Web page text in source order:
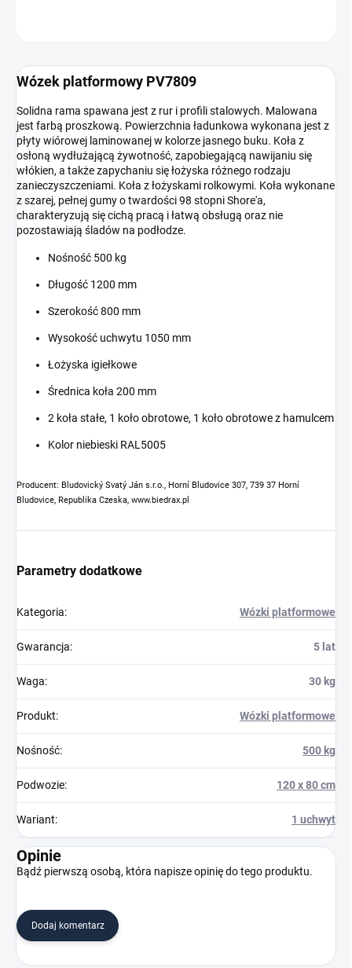
Wózek platformowy PV7809
Solidna rama spawana jest z rur i profili stalowych. Malowana
jest farbą proszkową. Powierzchnia ładunkowa wykonana jest z
płyty wiórowej laminowanej w kolorze jasnego buku. Koła z
osłoną wydłużającą żywotność, zapobiegającą nawijaniu się
włókien, a także zapychaniu się łożyska różnego rodzaju
zanieczyszczeniami. Koła z łożyskami rolkowymi. Koła wykonane
z szarej, pełnej gumy o twardości 98 stopni Shore'a,
charakteryzują się cichą pracą i łatwą obsługą oraz nie
pozostawiają śladów na podłodze.
Nośność 500 kg
Długość 1200 mm
Szerokość 800 mm
Wysokość uchwytu 1050 mm
Łożyska igiełkowe
Średnica koła 200 mm
2 koła stałe, 1 koło obrotowe, 1 koło obrotowe z hamulcem
Kolor niebieski RAL5005
Producent: Bludovický Svatý Ján s.r.o., Horní Bludovice 307, 739 37 Horní
Bludovice, Republika Czeska, www.biedrax.pl
Parametry dodatkowe
Kategoria: Wózki platformowe
Gwarancja: 5 lat
Waga: 30 kg
Produkt: Wózki platformowe
Nośność: 500 kg
Podwozie: 120 x 80 cm
Wariant: 1 uchwyt
Opinie
Bądź pierwszą osobą, która napisze opinię do tego produktu.
Dodaj komentarz